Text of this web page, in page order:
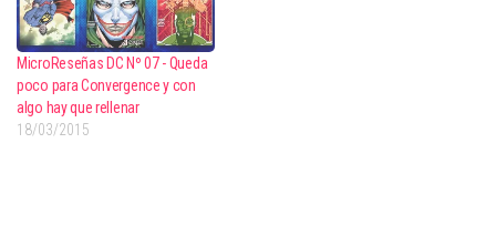
MicroReseñas DC Nº 07 - Queda
poco para Convergence y con
algo hay que rellenar
18/03/2015